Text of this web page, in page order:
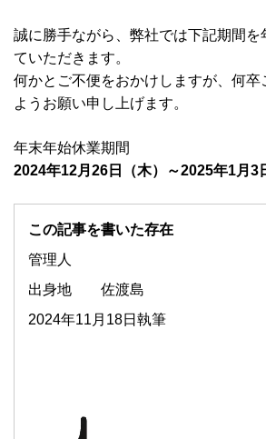
誠に勝手ながら、弊社では下記期間を
ていただきます。
何かとご不便をおかけしますが、何卒
ようお願い申し上げます。
年末年始休業期間
2024年12月26日（木）～2025年1月3
この記事を書いた存在
管理人
出身地
佐渡島
2024年11月18日執筆